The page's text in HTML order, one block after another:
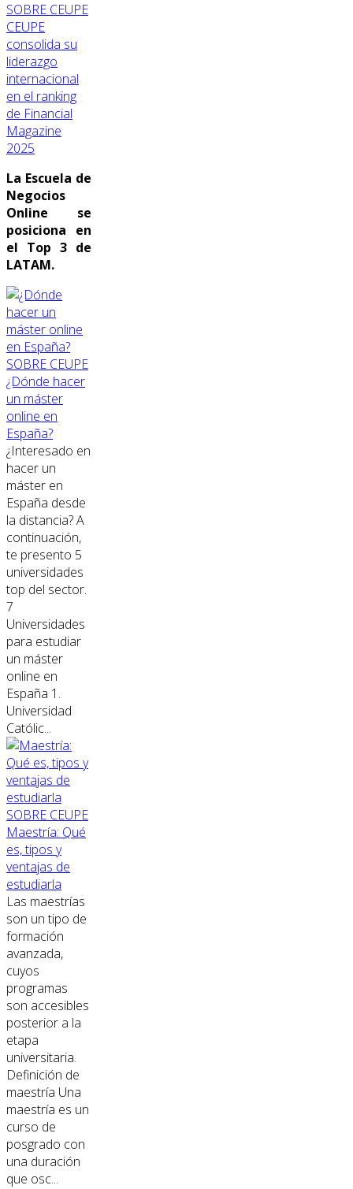
SOBRE CEUPE
CEUPE
consolida su
liderazgo
internacional
en el ranking
de Financial
Magazine
2025
La Escuela de
Negocios
Online se
posiciona en
el Top 3 de
LATAM.
SOBRE CEUPE
¿Dónde hacer
un máster
online en
España?
¿Interesado en
hacer un
máster en
España desde
la distancia? A
continuación,
te presento 5
universidades
top del sector.
7
Universidades
para estudiar
un máster
online en
España 1.
Universidad
Católic...
SOBRE CEUPE
Maestría: Qué
es, tipos y
ventajas de
estudiarla
Las maestrías
son un tipo de
formación
avanzada,
cuyos
programas
son accesibles
posterior a la
etapa
universitaria.
Definición de
maestría Una
maestría es un
curso de
posgrado con
una duración
que osc...